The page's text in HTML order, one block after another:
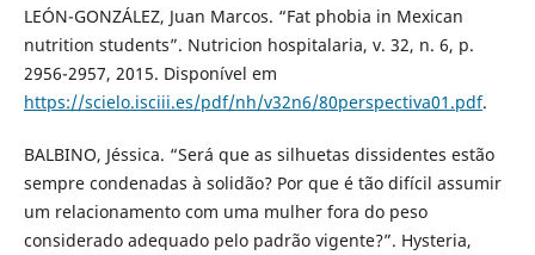
LEÓN-GONZÁLEZ, Juan Marcos. “Fat phobia in Mexican
nutrition students”. Nutricion hospitalaria, v. 32, n. 6, p.
2956-2957, 2015. Disponível em
https://scielo.isciii.es/pdf/nh/v32n6/80perspectiva01.pdf.
BALBINO, Jéssica. “Será que as silhuetas dissidentes estão
sempre condenadas à solidão? Por que é tão difícil assumir
um relacionamento com uma mulher fora do peso
considerado adequado pelo padrão vigente?”. Hysteria,